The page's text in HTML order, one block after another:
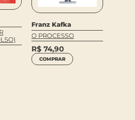
Franz Kafka
O PROCESSO
R$ 74,90
COMPRAR